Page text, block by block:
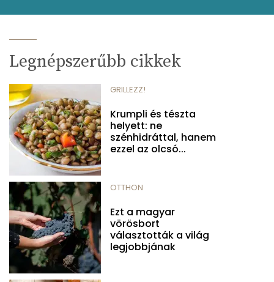
Legnépszerűbb cikkek
GRILLEZZ!
Krumpli és tészta
helyett: ne
szénhidráttal, hanem
ezzel az olcsó...
OTTHON
Ezt a magyar
vörösbort
választották a világ
legjobbjának